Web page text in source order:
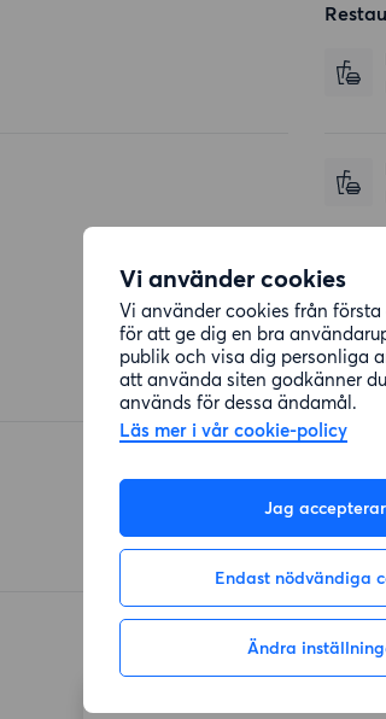
Vi använder cookies
Vi använder cookies från
för att ge dig en bra
publik och visa dig personliga
att använda siten godkänner
används för dessa ändamål.
Läs mer i vår cookie-policy
Jag accepterar
Endast nödvändiga
Ändra
Affärer